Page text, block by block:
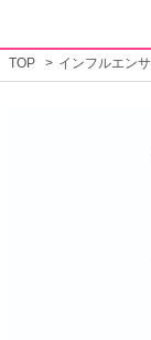
TOP インフルエン